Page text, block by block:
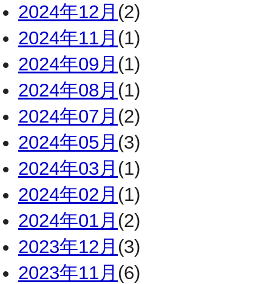
2024年12月 (2)
2024年11月 (1)
2024年09月 (1)
2024年08月 (1)
2024年07月 (2)
2024年05月 (3)
2024年03月 (1)
2024年02月 (1)
2024年01月 (2)
2023年12月 (3)
2023年11月 (6)